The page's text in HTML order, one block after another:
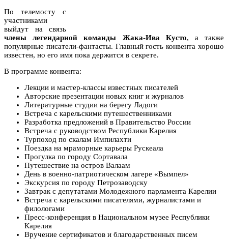
По телемосту с
участниками
выйдут на связь
члены легендарной команды Жака-Ива Кусто, а также
популярные писатели-фантасты. Главный гость конвента хорошо
известен, но его имя пока держится в секрете.
В программе конвента:
Лекции и мастер-классы известных писателей
Авторские презентации новых книг и журналов
Литературные студии на берегу Ладоги
Встреча с карельскими путешественниками
Разработка предложений в Правительство России
Встреча с руководством Республики Карелия
Турпоход по скалам Импилахти
Поездка на мраморные карьеры Рускеала
Прогулка по городу Сортавала
Путешествие на остров Валаам
День в военно-патриотическом лагере «Вымпел»
Экскурсия по городу Петрозаводску
Завтрак с депутатами Молодежного парламента Карелии
Встреча с карельскими писателями, журналистами и
филологами
Пресс-конференция в Национальном музее Республики
Карелия
Вручение сертификатов и благодарственных писем